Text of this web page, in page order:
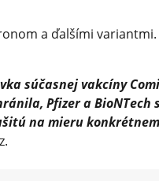
a ďalšími variantmi.
súčasnej vakcíny
Pfizer a BioNTech
na mieru